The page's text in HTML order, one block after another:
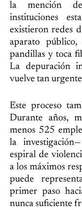
la mención
instituciones
existieron redes
aparato
pandillas y toca
La depuración
vuelve tan
Este proceso
Durante años,
menos 525
la
espiral de
a los máximos
puede
primer paso
nunca suficiente